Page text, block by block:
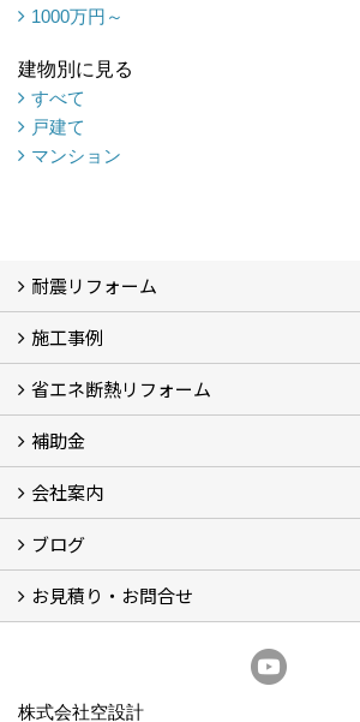
1000万円～
建物別に見る
すべて
戸建て
マンション
耐震リフォーム
空設計の耐震診断
耐震診断と耐震補強 動画
耐震診断レポート
減災セミナー・耐震基準と熊本地震 動画
耐震診断と耐震補強 解説
耐震診断Q&A
施工事例
施工事例
浴室の劣化改修と耐震補強 動画
浴室の劣化改修と耐震補強①
浴室の劣化改修と耐震補強②
省エネ断熱リフォーム
省エネ診断
省エネリフォーム
補助金
住宅性能表示制度
住宅断熱改修促進事業補助金2026
給湯省エネ2026
先進的窓リノベ2026
長期優良住宅化リフォーム推進事業
市川市耐震補助金
船橋市耐震補助金
浦安市耐震補助金
松戸市耐震補助金
四街道市耐震補助金
佐倉市耐震補助金
成田市耐震補助金
会社案内
経営理念／ご挨拶
会社概要
メディア掲載
リフォーム産業新聞掲載
表彰
スタッフ紹介
アクセス
不動産探し
プライバシーポリシー
ブログ
いちかわ新聞連載コラム
人生の歩き方
空設計通信
まもりとそなえ
豆知識
お見積り・お問合せ
耐震省エネ補助金無料相談会
株式会社空設計